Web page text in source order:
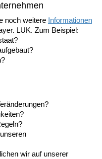
noch weitere Informationen
LUK. Zum Beispiel:
wir auf unserer